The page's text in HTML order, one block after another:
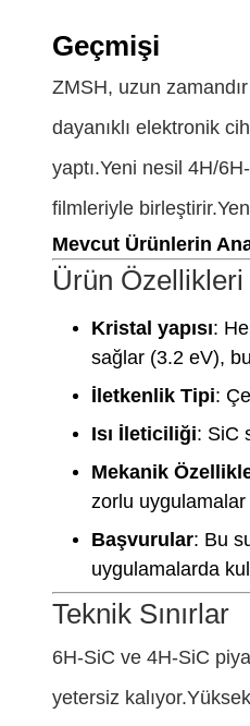
Geçmişi
ZMSH, uzun
dayanıklı elektronik
yaptı.Yeni nesil 4H/
filmleriyle
Mevcut Ürünlerin
Ürün Özellikleri
Kristal yapısı:
sağlar (3.2 eV),
İletkenlik Tipi:
Isı İleticiliği: SiC
Mekanik
zorlu
Başvurular: Bu
uygulamalarda
Teknik Sınırlar
6H-SiC ve 4H-SiC
yetersiz